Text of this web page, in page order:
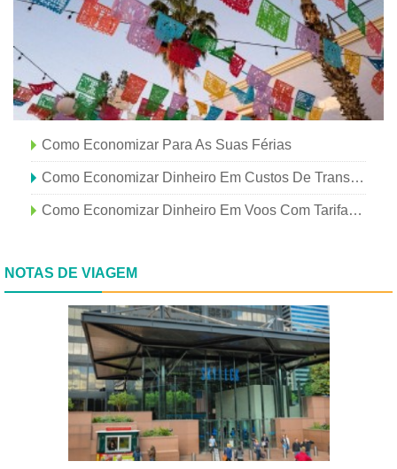
Como Economizar Para As Suas Férias
Como Economizar Dinheiro Em Custos De Transporte Durante A Viagem
Como Economizar Dinheiro Em Voos Com Tarifas Incorretas (dica Profissional!)
NOTAS DE VIAGEM